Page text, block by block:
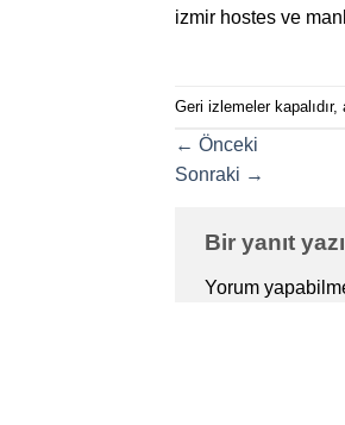
izmir hostes ve
Geri izlemeler kapalıdır,
← Önceki
Sonraki →
Bir yanıt
Yorum